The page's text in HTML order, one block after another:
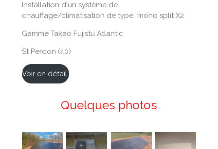
Installation d'un système de
chauffage/climatisation de type mono split X2
Gamme Takao Fujistu Atlantic
St Perdon (40)
Voir en détail
Quelques photos